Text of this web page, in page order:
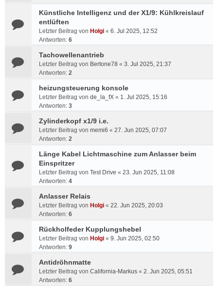
Künstliche Intelligenz und der X1/9: Kühlkreislauf
entlüften
Letzter Beitrag von Holgi « 6. Jul 2025, 12:52
Antworten: 6
Tachowellenantrieb
Letzter Beitrag von Bertone78 « 3. Jul 2025, 21:37
Antworten: 2
heizungsteuerung konsole
Letzter Beitrag von de_la_fX « 1. Jul 2025, 15:16
Antworten: 3
Zylinderkopf x1/9 i.e.
Letzter Beitrag von memi6 « 27. Jun 2025, 07:07
Antworten: 2
Länge Kabel Lichtmaschine zum Anlasser beim
Einspritzer
Letzter Beitrag von Test Drive « 23. Jun 2025, 11:08
Antworten: 4
Anlasser Relais
Letzter Beitrag von Holgi « 22. Jun 2025, 20:03
Antworten: 6
Rückholfeder Kupplungshebel
Letzter Beitrag von Holgi « 9. Jun 2025, 02:50
Antworten: 9
Antidröhnmatte
Letzter Beitrag von California-Markus « 2. Jun 2025, 05:51
Antworten: 6